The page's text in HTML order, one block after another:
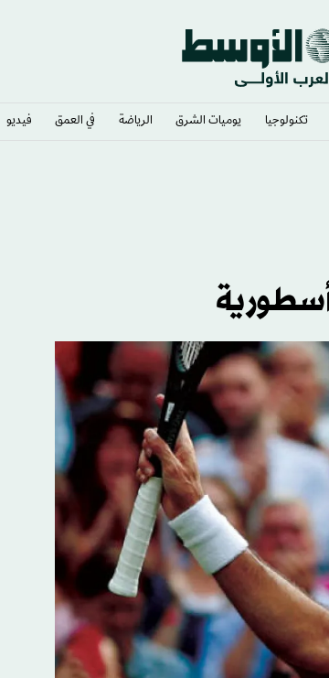
تكنولوجيا يوميات الشرق​ الرياضة في العمق فيديو